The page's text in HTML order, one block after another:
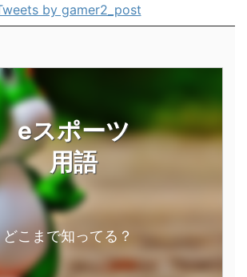
by gamer2_post
eスポーツ
用語
どこまで知ってる？